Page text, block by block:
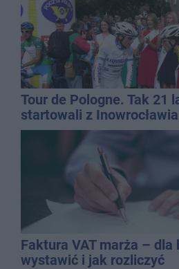
Tour de Pologne. Tak 21
startowali z Inowrocławia
Faktura VAT marża – dla
wystawić i jak rozliczyć